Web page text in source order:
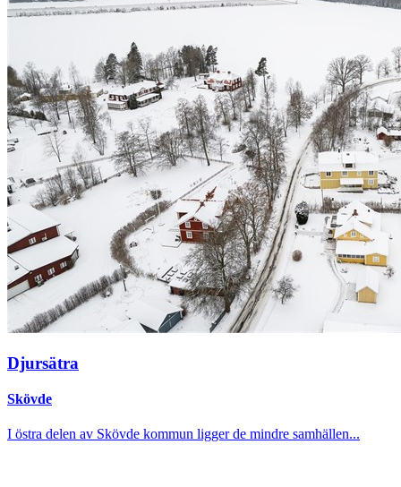
Djursätra
Skövde
I östra delen av Skövde kommun ligger de mindre samhällen...